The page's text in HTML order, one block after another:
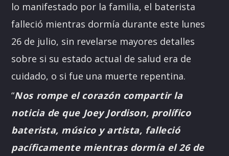
lo manifestado por la familia, el baterista
falleció mientras dormía durante este lunes
26 de julio, sin revelarse mayores detalles
sobre si su estado actual de salud era de
cuidado, o si fue una muerte repentina.
“Nos rompe el corazón compartir la
noticia de que Joey Jordison, prolífico
baterista, músico y artista, falleció
pacíficamente mientras dormía el 26 de